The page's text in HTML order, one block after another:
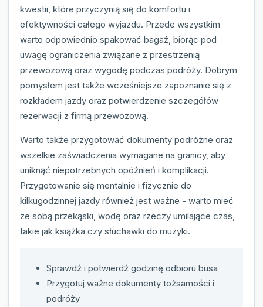
kwestii, które przyczynią się do komfortu i
efektywności całego wyjazdu. Przede wszystkim
warto odpowiednio spakować bagaż, biorąc pod
uwagę ograniczenia związane z przestrzenią
przewozową oraz wygodę podczas podróży. Dobrym
pomysłem jest także wcześniejsze zapoznanie się z
rozkładem jazdy oraz potwierdzenie szczegółów
rezerwacji z firmą przewozową.
Warto także przygotować dokumenty podróżne oraz
wszelkie zaświadczenia wymagane na granicy, aby
uniknąć niepotrzebnych opóźnień i komplikacji.
Przygotowanie się mentalnie i fizycznie do
kilkugodzinnej jazdy również jest ważne - warto mieć
ze sobą przekąski, wodę oraz rzeczy umilające czas,
takie jak książka czy słuchawki do muzyki.
Sprawdź i potwierdź godzinę odbioru busa
Przygotuj ważne dokumenty tożsamości i
podróży